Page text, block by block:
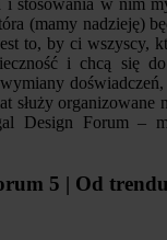
(mamy nadzieję)
to, by ci wszyscy,
i chcą się
służy organizowane
Design Forum –
5 | Od